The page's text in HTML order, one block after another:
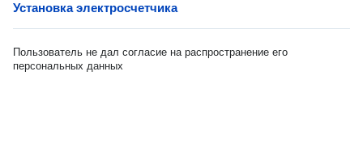
Установка электросчетчика
Пользователь не дал согласие на распространение его
персональных данных